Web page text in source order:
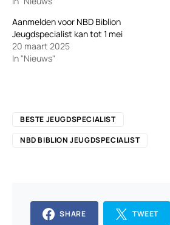
Aanmelden voor NBD Biblion
Jeugdspecialist kan tot 1 mei
20 maart 2025
In "Nieuws"
BESTE JEUGDSPECIALIST
NBD BIBLION JEUGDSPECIALIST
SHARE TWEET